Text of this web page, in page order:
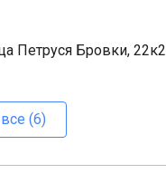
Петруся Бровки, 22к2
(6)